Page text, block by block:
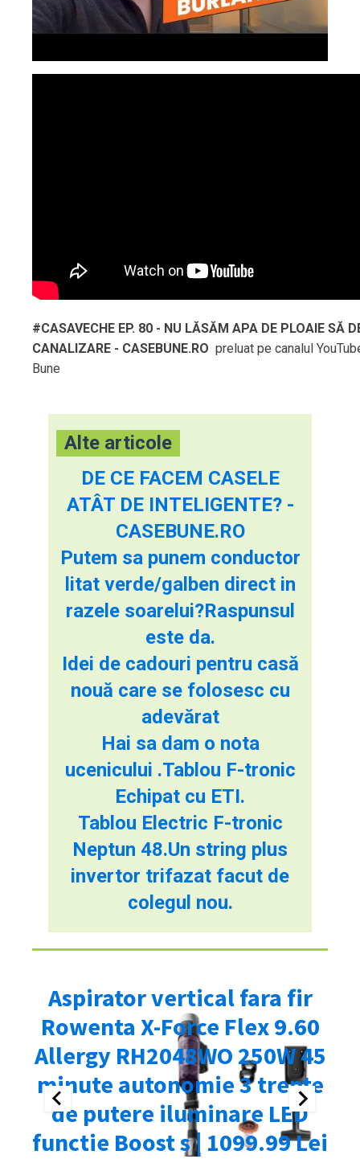
#CASAVECHE EP. 80 - NU LĂSĂM APA DE PLOAIE SĂ
CANALIZARE - CASEBUNE.RO preluat pe canalul
Bune
Alte articole
DE CE FACEM CASELE
ATÂT DE INTELIGENTE? -
CASEBUNE.RO
Putem sa punem conductor
litat verde/galben direct in
razele soarelui?Raspunsul
este da.
Idei de cadouri pentru casă
nouă care se folosesc cu
adevărat
Hai sa dam o nota
ucenicului .Tablou F-tronic
Echipat cu ETI.
Tablou Electric F-tronic
Neptun 48.Un string plus
invertor trifazat facut de
colegul nou.